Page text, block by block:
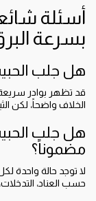
أسئلة
بسرعة
هل جلب
قد تظهر بوادر
الخلاف واضحاً، لكن
هل جلب
مضموناً؟
لا توجد حالة واحدة
حسب العناد،